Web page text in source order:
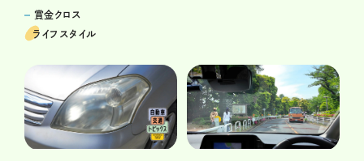
賞金クロス
ライフスタイル